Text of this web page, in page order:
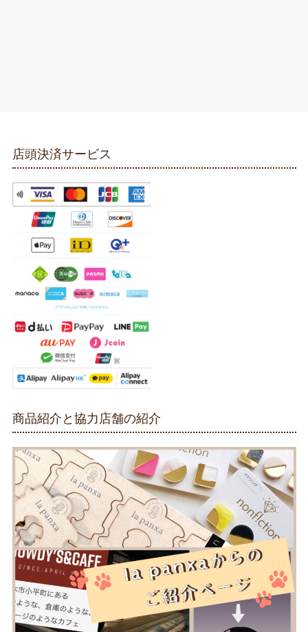
店頭決済サービス
商品紹介と協力店舗の紹介